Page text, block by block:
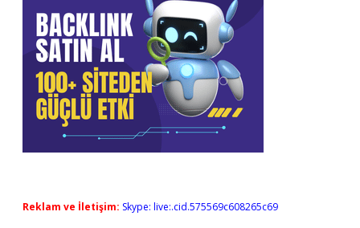
Reklam ve İletişim: Skype: live:.cid.575569c608265c69